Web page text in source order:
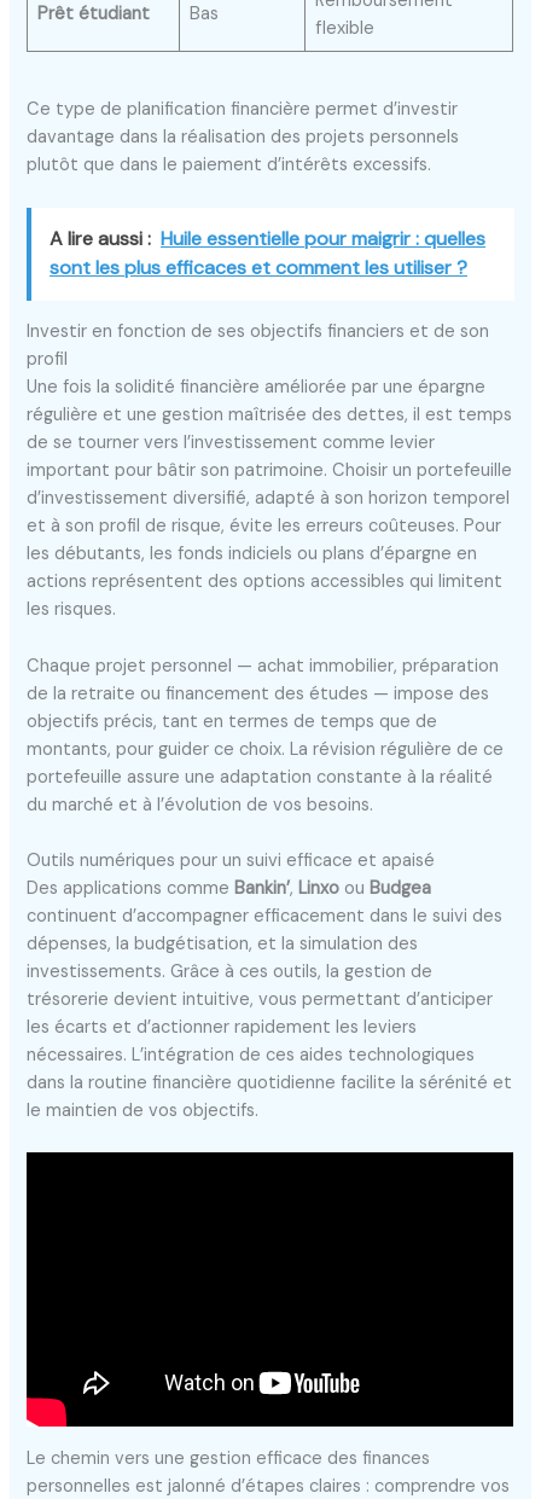
Prêt étudiant Bas
flexible
Ce type de planification financière permet d’investir
davantage dans la réalisation des projets personnels
plutôt que dans le paiement d’intérêts excessifs.
A lire aussi : Huile essentielle pour maigrir : quelles
sont les plus efficaces et comment les utiliser ?
Investir en fonction de ses objectifs financiers et de son
profil
Une fois la solidité financière améliorée par une épargne
régulière et une gestion maîtrisée des dettes, il est temps
de se tourner vers l’investissement comme levier
important pour bâtir son patrimoine. Choisir un portefeuille
d’investissement diversifié, adapté à son horizon temporel
et à son profil de risque, évite les erreurs coûteuses. Pour
les débutants, les fonds indiciels ou plans d’épargne en
actions représentent des options accessibles qui limitent
les risques.
Chaque projet personnel — achat immobilier, préparation
de la retraite ou financement des études — impose des
objectifs précis, tant en termes de temps que de
montants, pour guider ce choix. La révision régulière de ce
portefeuille assure une adaptation constante à la réalité
du marché et à l’évolution de vos besoins.
Outils numériques pour un suivi efficace et apaisé
Des applications commeBankin’,Linxo ouBudgea
continuent d’accompagner efficacement dans le suivi des
dépenses, la budgétisation, et la simulation des
investissements. Grâce à ces outils, la gestion de
trésorerie devient intuitive, vous permettant d’anticiper
les écarts et d’actionner rapidement les leviers
nécessaires. L’intégration de ces aides technologiques
dans la routine financière quotidienne facilite la sérénité et
le maintien de vos objectifs.
Le chemin vers une gestion efficace des finances
personnelles est jalonné d’étapes claires : comprendre vos